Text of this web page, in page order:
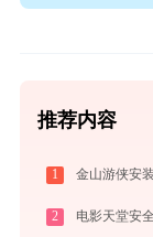
推荐内容
1 金山游侠安
2